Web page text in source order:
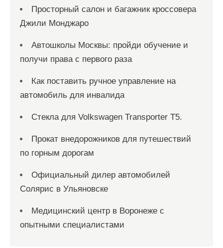
Просторный салон и багажник кроссовера
Джили Монджаро
Автошколы Москвы: пройди обучение и
получи права с первого раза
Как поставить ручное управление на
автомобиль для инвалида
Стекла для Volkswagen Transporter T5.
Прокат внедорожников для путешествий
по горным дорогам
Официальный дилер автомобилей
Солярис в Ульяновске
Медицинский центр в Воронеже с
опытными специалистами